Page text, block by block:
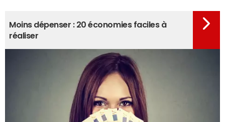
Moins dépenser : 20 économies faciles à
réaliser